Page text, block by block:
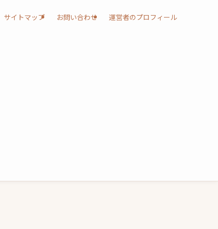
サイトマップ お問い合わせ 運営者のプロフィール